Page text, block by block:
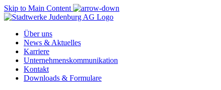
Skip to Main Content
Über uns
News & Aktuelles
Karriere
Unternehmenskommunikation
Kontakt
Downloads & Formulare